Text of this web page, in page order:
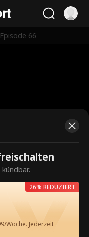
Episode 66
um
Woche. Jederzeit
26% REDUZIERT